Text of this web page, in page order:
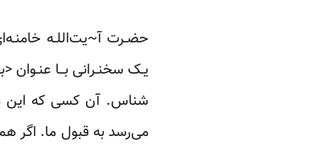
یـک سخنـرانی بــا
شناس. آن کسی که این
می‌رسد به قبول ما. اگر